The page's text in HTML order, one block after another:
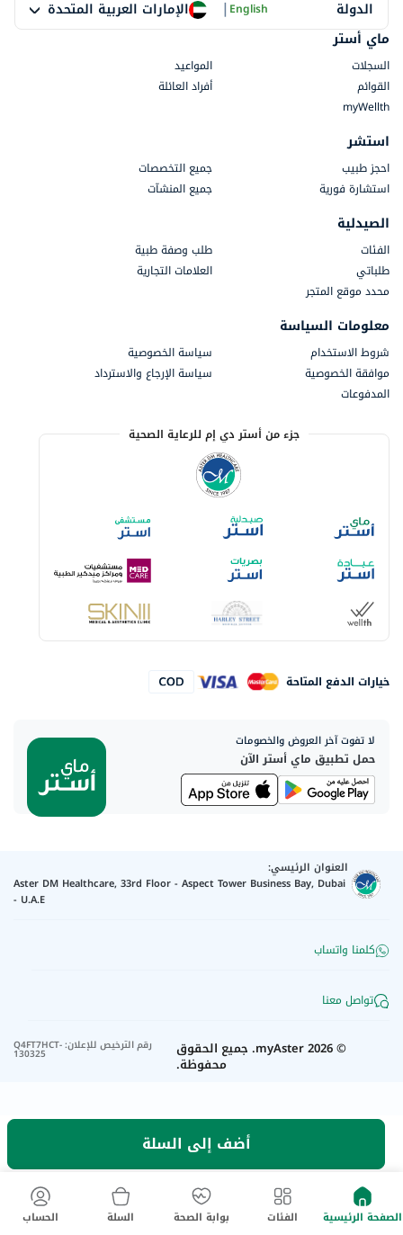
أضف إلى السلة
الدولة الإمارات العربية المتحدة |English
ماي أستر
السجلات
المواعيد
القوائم
أفراد العائلة
myWellth
استشر
احجز طبيب
جميع التخصصات
استشارة فورية
جميع المنشآت
الصيدلية
الفئات
طلب وصفة طبية
طلباتي
العلامات التجارية
محدد موقع المتجر
معلومات السياسة
شروط الاستخدام
سياسة الخصوصية
موافقة الخصوصية
سياسة الإرجاع والاسترداد
المدفوعات
جزء من أستر دي إم للرعاية الصحية
خيارات الدفع المتاحة
لا تفوت آخر العروض والخصومات
حمل تطبيق ماي أستر الآن
العنوان الرئيسي:
Aster DM Healthcare, 33rd Floor - Aspect Tower Business Bay, Dubai
- U.A.E
كلمنا واتساب
تواصل معنا
©
2026
myAster. جميع الحقوق
محفوظة.
رقم الترخيص للإعلان:
Q4FT7HCT-
130325
الصفحة الرئيسية الفئات بوابة الصحة السلة الحساب